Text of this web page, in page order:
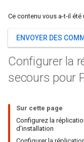
Ce contenu vous a-t-il été
ENVOYER DES
Configurer la
secours pour
Sur cette page
Configurez la
d'installation